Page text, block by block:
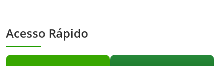
Acesso Rápido